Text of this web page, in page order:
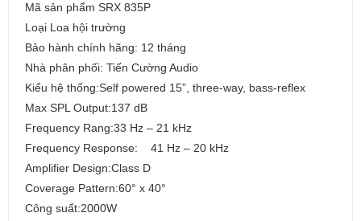
Mã sản phẩm SRX 835P
Loại Loa hội trường
Bảo hành chính hãng: 12 tháng
Nhà phân phối: Tiến Cường Audio
Kiểu hệ thống:Self powered 15”, three-way, bass-reflex
Max SPL Output:137 dB
Frequency Rang:33 Hz – 21 kHz
Frequency Response: 41 Hz – 20 kHz
Amplifier Design:Class D
Coverage Pattern:60° x 40°
Công suất:2000W